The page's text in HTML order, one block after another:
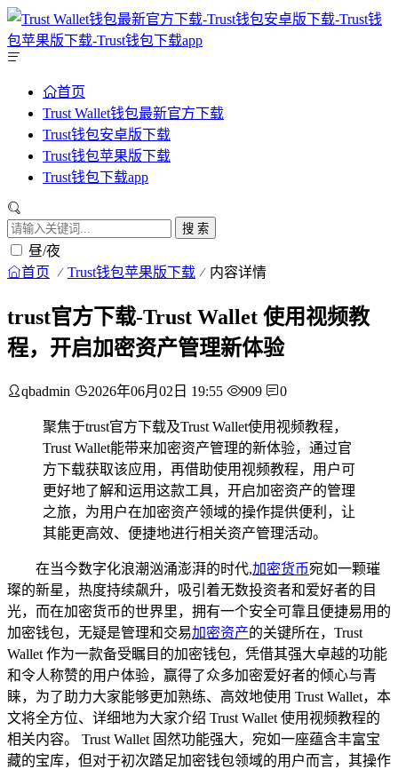
首页
Trust Wallet钱包最新官方下载
Trust钱包安卓版下载
Trust钱包苹果版下载
Trust钱包下载app
搜 索
昼/夜
首页 Trust钱包苹果版下载 内容详情
trust官方下载-Trust Wallet 使用视频教
程，开启加密资产管理新体验
qbadmin 2026年06月02日 19:55 909 0
聚焦于trust官方下载及Trust Wallet使用视频教程，
Trust Wallet能带来加密资产管理的新体验，通过官
方下载获取该应用，再借助使用视频教程，用户可
更好地了解和运用这款工具，开启加密资产的管理
之旅，为用户在加密资产领域的操作提供便利，让
其能更高效、便捷地进行相关资产管理活动。
在当今数字化浪潮汹涌澎湃的时代,加密货币宛如一颗璀
璨的新星，热度持续飙升，吸引着无数投资者和爱好者的目
光，而在加密货币的世界里，拥有一个安全可靠且便捷易用的
加密钱包，无疑是管理和交易加密资产的关键所在，Trust
Wallet 作为一款备受瞩目的加密钱包，凭借其强大卓越的功能
和令人称赞的用户体验，赢得了众多加密爱好者的倾心与青
睐，为了助力大家能够更加熟练、高效地使用 Trust Wallet，本
文将全方位、详细地为大家介绍 Trust Wallet 使用视频教程的
相关内容。 Trust Wallet 固然功能强大，宛如一座蕴含丰富宝
藏的宝库，但对于初次踏足加密钱包领域的用户而言，其操作